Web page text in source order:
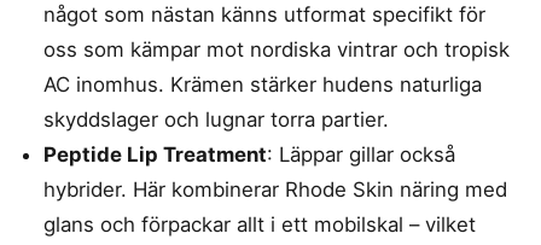
något som nästan känns utformat specifikt för
oss som kämpar mot nordiska vintrar och tropisk
AC inomhus. Krämen stärker hudens naturliga
skyddslager och lugnar torra partier.
Peptide Lip Treatment: Läppar gillar också
hybrider. Här kombinerar Rhode Skin näring med
glans och förpackar allt i ett mobilskal – vilket